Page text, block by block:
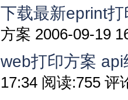
下载最新eprint
方案 2006-09-19
web打印方案 api
17:34 阅读:755 评